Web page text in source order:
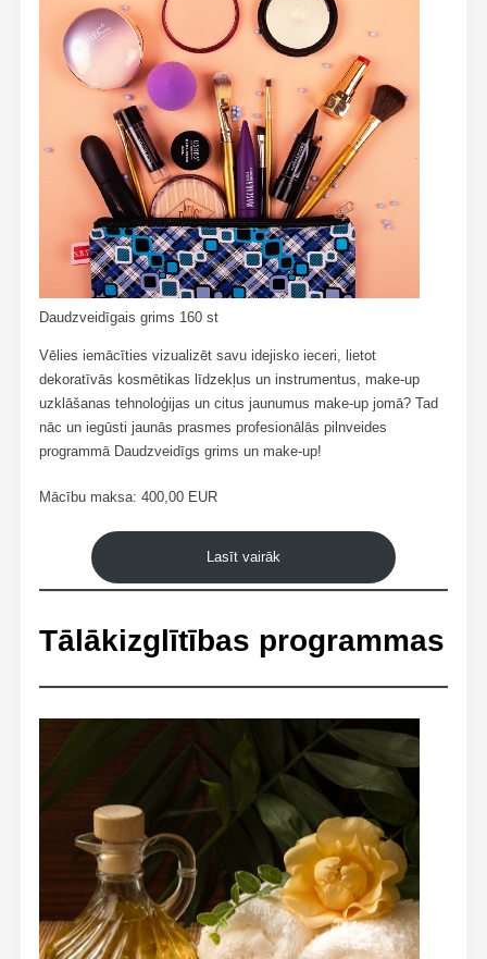
Daudzveidīgais grims 160 st
Vēlies iemācīties vizualizēt savu idejisko ieceri, lietot
dekoratīvās kosmētikas līdzekļus un instrumentus, make-up
uzklāšanas tehnoloģijas un citus jaunumus make-up jomā? Tad
nāc un iegūsti jaunās prasmes profesionālās pilnveides
programmā Daudzveidīgs grims un make-up!
Mācību maksa: 400,00 EUR
Lasīt vairāk
Tālākizglītības programmas